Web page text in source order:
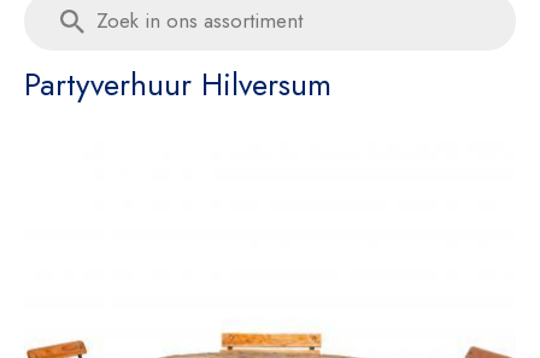
Partyverhuur Hilversum